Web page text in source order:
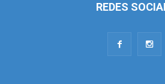
REDES